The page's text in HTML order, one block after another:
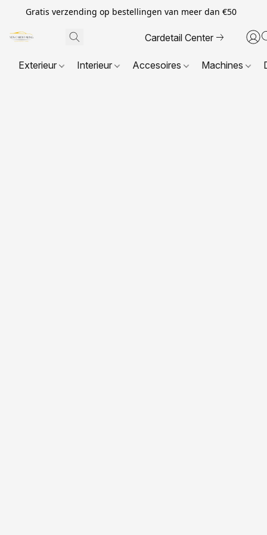
Gratis verzending op bestellingen van meer dan €50
Cardetail Center
Exterieur Interieur Accesoires Machines